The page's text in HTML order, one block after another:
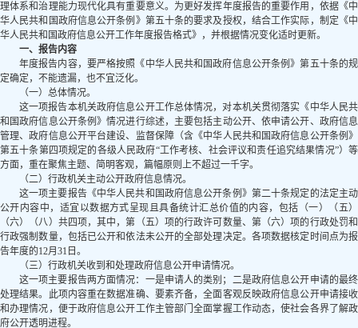
理体系和治理能力现代化具有重要意义。为更好发挥年度报告的重要作用，依据《中
华人民共和国政府信息公开条例》第五十条的要求及授权，结合工作实际，制定《中
华人民共和国政府信息公开工作年度报告格式》，并根据情况变化适时更新。
一、报告内容
年度报告内容，要严格按照《中华人民共和国政府信息公开条例》第五十条的规
定确定，不能遗漏，也不宜泛化。
（一）总体情况。
这一项报告本机关政府信息公开工作总体情况，对本机关贯彻落实《中华人民共
和国政府信息公开条例》情况进行综述，主要包括主动公开、依申请公开、政府信息
管理、政府信息公开平台建设、监督保障（含《中华人民共和国政府信息公开条例》
第五十条第四项规定的各级人民政府“工作考核、社会评议和责任追究结果情况”）等
方面，重在聚焦主题、简明客观，篇幅原则上不超过一千字。
（二）行政机关主动公开政府信息情况。
这一项主要报告《中华人民共和国政府信息公开条例》第二十条规定的法定主动
公开内容中，适宜以数据方式呈现且具备统计汇总价值的内容，包括（一）（五）
（六）（八）共四项，其中，第（五）项的行政许可数量、第（六）项的行政处罚和
行政强制数量，包括已公开和依法未公开的全部处理决定。各项数据核定时间点为报
告年度的12月31日。
（三）行政机关收到和处理政府信息公开申请情况。
这一项主要报告两方面情况：一是申请人的类别；二是政府信息公开申请的最终
处理结果。此项内容重在数据准确、要素齐备，全面客观反映政府信息公开申请接收
和办理情况，便于政府信息公开工作主管部门全面掌握工作动态，使社会各界了解政
府公开透明进程。